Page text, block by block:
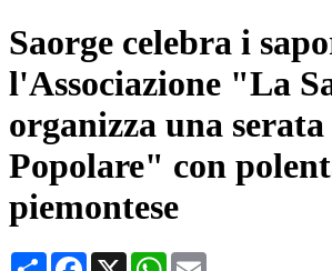
Saorge celebra i
l'Associazione "La
organizza una
Popolare" con
piemontese
CondividiFacebook
X WhatsApp